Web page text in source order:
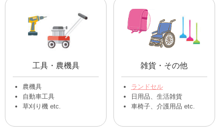
工具・農機具
農機具
自動車工具
草刈り機 etc.
雑貨・その他
ランドセル
日用品、生活雑貨
車椅子、介護用品 etc.